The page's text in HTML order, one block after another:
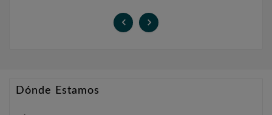
 
Dónde Estamos